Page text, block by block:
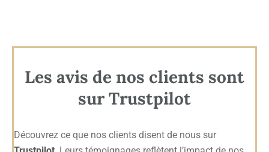
Les avis de nos clients sont
sur Trustpilot
Découvrez ce que nos clients disent de nous sur